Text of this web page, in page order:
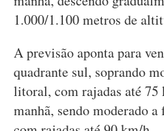
1.000/1.100 metros de
A previsão aponta para
quadrante sul, soprando
litoral, com rajadas até 75
manhã, sendo moderado